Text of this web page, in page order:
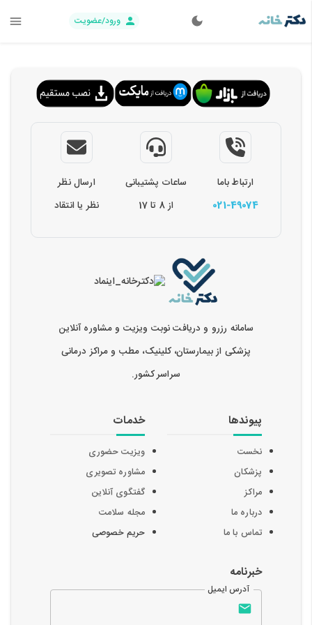
ورود/عضویت
ارتباط باما
021-49074
ساعات پشتیبانی
از 8 تا 17
ارسال نظر
نظر یا انتقاد
سامانه رزرو و دریافت نوبت ویزیت و مشاوره آنلاین
پزشکی از بیمارستان، کلینیک، مطب و مراکز درمانی
سراسر کشور.
پیوندها
نخست
پزشکان
مراکز
درباره ما
تماس با ما
خدمات
ویزیت حضوری
مشاوره تصویری
گفتگوی آنلاین
مجله سلامت
حریم خصوصی
خبرنامه
آدرس ایمیل